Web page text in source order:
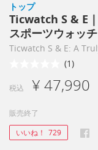
トップ
Ticwatch S & E
スポーツウォッ
Ticwatch S & E: A
(1)
税込 ¥ 47,990
販売終了
いいね！ 729